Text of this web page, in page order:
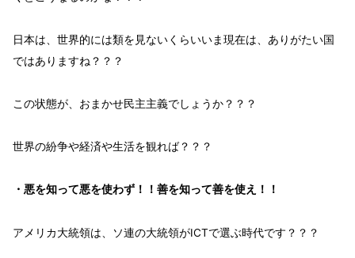
日本は、 世界的には類を見ないくらいいま現在は、 ありがたい国
ではありますね？？？
この状態が、 おまかせ民主主義でしょうか？？？
世界の紛争や経済や生活を観れば？？？
・悪を知って悪を使わず！！善を知って善を使え！！
アメリカ大統領は、 ソ連の大統領がICTで選ぶ時代です？？？